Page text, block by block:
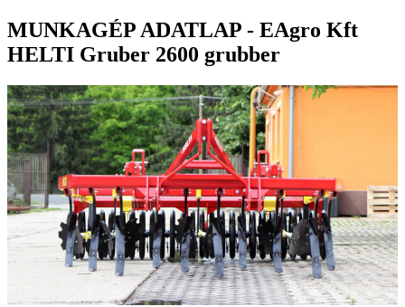
MUNKAGÉP ADATLAP - EAgro Kft
HELTI Gruber 2600 grubber